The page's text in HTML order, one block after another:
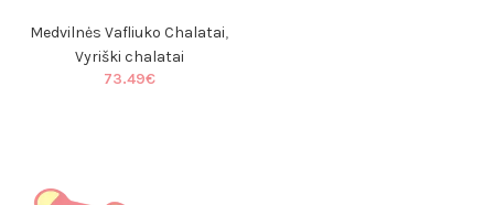
Medvilnės Vafliuko Chalatai,
Vyriški chalatai
73.49€